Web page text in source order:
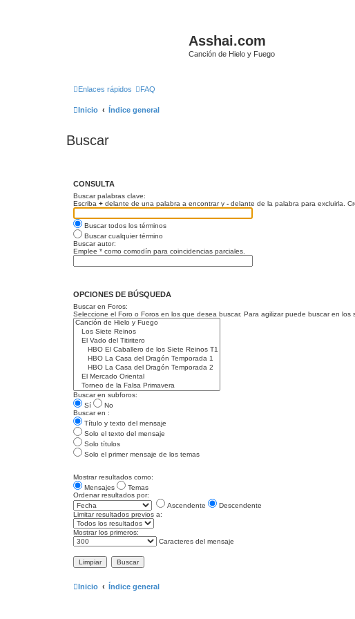
Asshai.com
Canción de Hielo y Fuego
Enlaces rápidos FAQ
Inicio Índice general
Buscar
CONSULTA
Buscar palabras clave:
Escriba + delante de una palabra a encontrar y - delante de la palabra para excluirla.
Buscar todos los términos
Buscar cualquier término
Buscar autor:
Emplee * como comodín para coincidencias parciales.
OPCIONES DE BÚSQUEDA
Buscar en Foros:
Seleccione el Foro o Foros en los que desea buscar. Para agilizar puede buscar en
Buscar en subforos:
Sí
No
Buscar en :
Título y texto del mensaje
Solo el texto del mensaje
Solo títulos
Solo el primer mensaje de los temas
Mostrar resultados como:
Mensajes
Temas
Ordenar resultados por:
Ascendente
Descendente
Limitar resultados previos a:
Mostrar los primeros:
Caracteres del mensaje
Inicio Índice general